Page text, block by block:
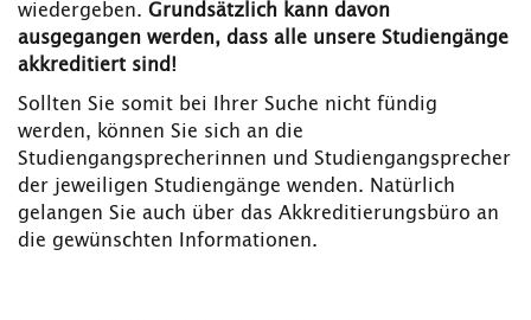
wiedergeben. Grundsätzlich kann davon
ausgegangen werden, dass alle unsere Studiengänge
akkreditiert sind!
Sollten Sie somit bei Ihrer Suche nicht fündig
werden, können Sie sich an die
Studiengangsprecherinnen und Studiengangsprecher
der jeweiligen Studiengänge wenden. Natürlich
gelangen Sie auch über das Akkreditierungsbüro an
die gewünschten Informationen.